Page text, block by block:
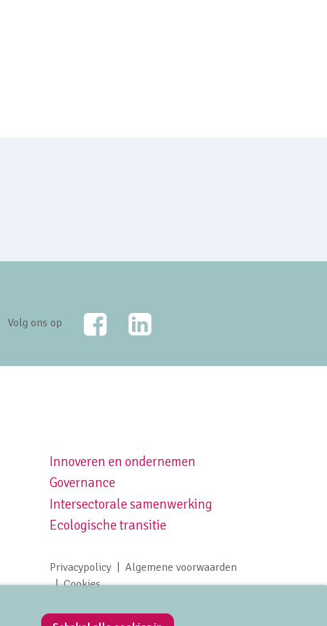
Volg ons op
FacebookLinkedIn
Footer navigation right
Innoveren en ondernemen
Governance
Intersectorale samenwerking
Ecologische transitie
Footer meta navigation
Privacypolicy
Algemene voorwaarden
Cookies